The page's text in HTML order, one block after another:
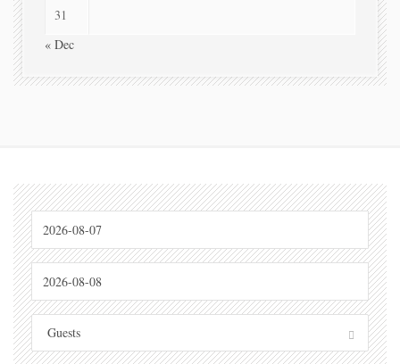
31
« Dec
Guests